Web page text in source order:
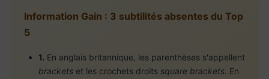
Information Gain : 3 subtilités absentes du Top
5
1. En anglais britannique, les parenthèses s'appellent
brackets et les crochets droits square brackets. En